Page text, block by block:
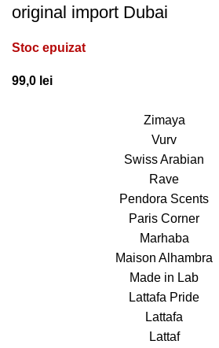
original import Dubai
Stoc epuizat
99,0 lei
Zimaya
Vurv
Swiss Arabian
Rave
Pendora Scents
Paris Corner
Marhaba
Maison Alhambra
Made in Lab
Lattafa Pride
Lattafa
Lattaf